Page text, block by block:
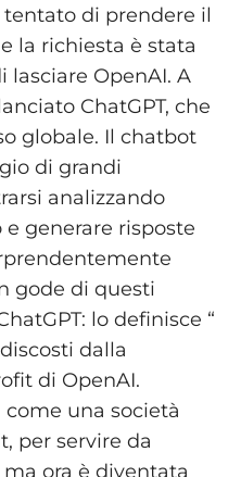
tentato di prendere il
la richiesta è stata
lasciare OpenAI. A
ChatGPT, che
globale. Il chatbot
di grandi
analizzando
generare risposte
gode di questi
lo definisce “
dalla
di OpenAI.
come una società
per servire da
ora è diventata